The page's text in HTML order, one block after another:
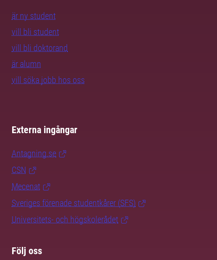
är ny student
vill bli student
vill bli doktorand
är alumn
vill söka jobb hos oss
Externa ingångar
Antagning.se
CSN
Mecenat
Sveriges förenade studentkårer (SFS)
Universitets- och högskolerådet
Följ oss